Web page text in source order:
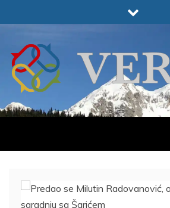
to
VERIGE
ODABRANO